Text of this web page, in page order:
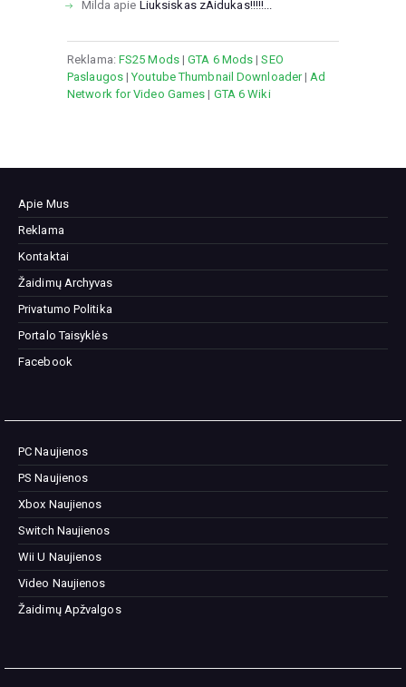
Milda apie Liuksiskas zAidukas!!!!!...
Reklama: FS25 Mods|GTA 6 Mods |SEO
Paslaugos|Youtube Thumbnail Downloader|Ad
Network for Video Games | GTA 6 Wiki
Apie Mus
Reklama
Kontaktai
Žaidimų Archyvas
Privatumo Politika
Portalo Taisyklės
Facebook
PC Naujienos
PS Naujienos
Xbox Naujienos
Switch Naujienos
Wii U Naujienos
Video Naujienos
Žaidimų Apžvalgos